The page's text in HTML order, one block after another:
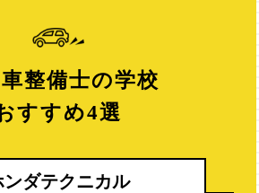
整備士の学校
すすめ4選
ンダテクニカル